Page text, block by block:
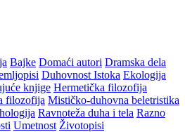
Bajke Domaći autori Dramska dela
Duhovnost Istoka Ekologija
knjige Hermetička filozofija
filozofija Mističko-duhovna beletristika
Ravnoteža duha i tela Razno
Umetnost Životopisi